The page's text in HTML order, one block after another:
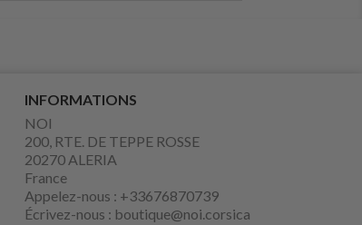
INFORMATIONS
NOI
200, RTE. DE TEPPE ROSSE
20270 ALERIA
France
Appelez-nous : +33676870739
Écrivez-nous : boutique@noi.corsica